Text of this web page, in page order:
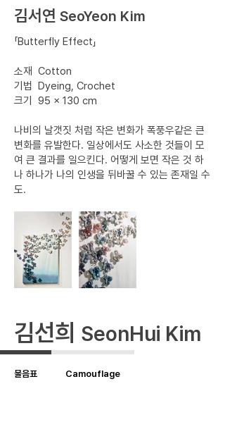
김서연 SeoYeon Kim
​「Butterfly Effect」
소재 Cotton
기법 Dyeing, Crochet
크기 95 × 130 cm
나비의 날갯짓 처럼 작은 변화가 폭풍우같은 큰
변화를 유발한다. 일상에서도 사소한 것들이 모
여 큰 결과를 일으킨다. 어떻게 보면 작은 것 하
나 하나가 나의 인생을 뒤바꿀 수 있는 존재일 수
도.
김선희 SeonHui Kim
물음표 Camouflage